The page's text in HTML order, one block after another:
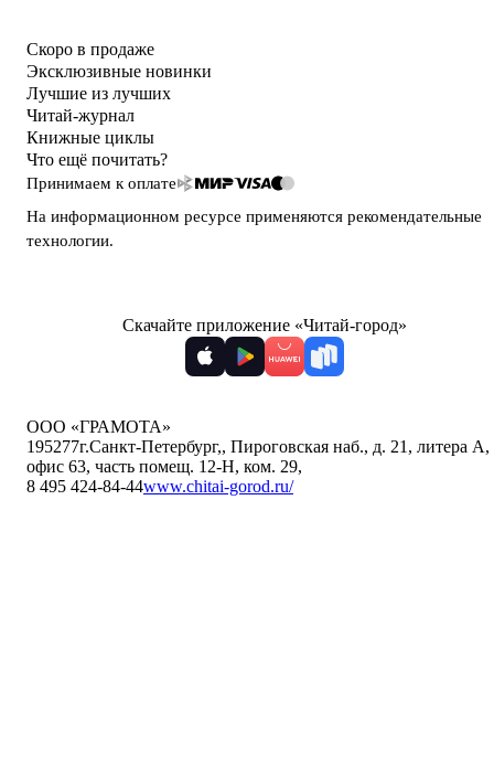
Скоро в продаже
Эксклюзивные новинки
Лучшие из лучших
Читай-журнал
Книжные циклы
Что ещё почитать?
Принимаем к оплате
На информационном ресурсе применяются рекомендательные
технологии.
Скачайте приложение «Читай-город»
ООО «ГРАМОТА»
195277г.Санкт-Петербург,, Пироговская наб., д. 21, литера А,
офис 63, часть помещ. 12-Н, ком. 29,
8 495 424-84-44www.chitai-gorod.ru/